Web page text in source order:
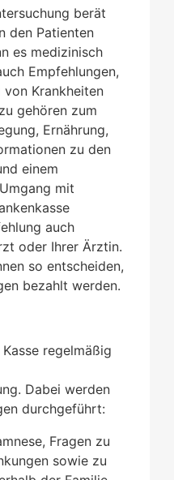
berät
den Patienten
es medizinisch
Empfehlungen,
Krankheiten
gehören zum
Ernährung,
zu den
einem
mit
auch
oder Ihrer Ärztin.
so entscheiden,
bezahlt werden.
regelmäßig
Dabei werden
durchgeführt:
Fragen zu
sowie zu